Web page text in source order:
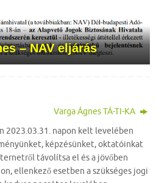
– NAV eljárás
Varga Ágnes TÁ-TI-KA
2023.03.31. napon kelt levelében
képzésünket, oktatóinkat
távolítsa el és a jövőben
ellenkező esetben a szükséges jogi